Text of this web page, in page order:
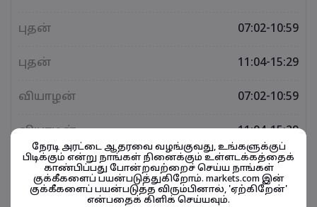
புதன் 07:02-10:59
புதன் 11:04-15:29
வியாழன் 07:02-10:59
வியாழன் 11:04-15:29
வெள்ளி 07:02-10:59
வெள்ளி 11:04-15:29
நேரடி அரட்டை ஆதரவை வழங்குவது, உங்களுக்குப்
பிடிக்கும் என்று நாங்கள் நினைக்கும் உள்ளடக்கத்தைக்
காண்பிப்பது போன்றவற்றைச் செய்ய நாங்கள்
குக்கீகளைப் பயன்படுத்துகிறோம். markets.com இன்
குக்கீகளைப் பயன்படுத்த விரும்பினால், 'ஏற்கிறேன்'
என்பதைக் கிளிக் செய்யவும்.